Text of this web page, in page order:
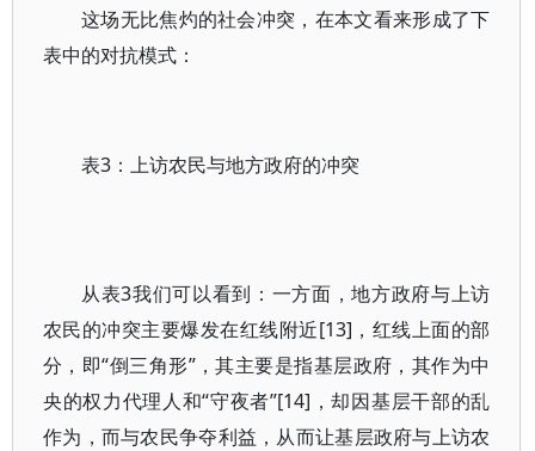
这场无比焦灼的社会冲突，在本文看来形成了下
表中的对抗模式：
表3：上访农民与地方政府的冲突
从表3我们可以看到：一方面，地方政府与上访
农民的冲突主要爆发在红线附近[13]，红线上面的部
分，即“倒三角形”，其主要是指基层政府，其作为中
央的权力代理人和“守夜者”[14]，却因基层干部的乱
作为，而与农民争夺利益，从而让基层政府与上访农